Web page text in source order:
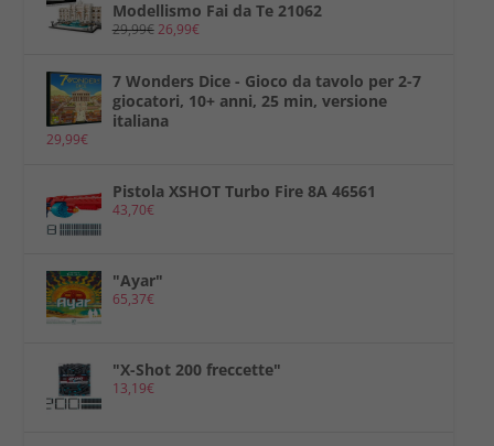
Modellismo Fai da Te 21062
29,99€26,99€
7 Wonders Dice - Gioco da tavolo per 2-7
giocatori, 10+ anni, 25 min, versione
italiana
29,99€
Pistola XSHOT Turbo Fire 8A 46561
43,70€
"Ayar"
65,37€
"X-Shot 200 freccette"
13,19€